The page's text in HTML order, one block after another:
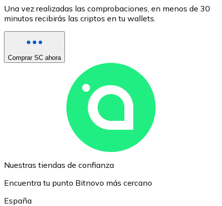
Una vez realizadas las comprobaciones, en menos de 30
minutos recibirás las criptos en tu wallets.
Comprar SC ahora
Nuestras tiendas de confianza
Encuentra tu punto Bitnovo más cercano
España